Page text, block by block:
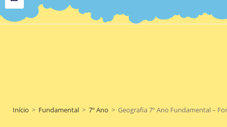
Início > Fundamental > 7º Ano > Geografia 7º Ano Fundamental –